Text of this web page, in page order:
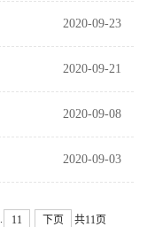
2020-09-23
2020-09-21
2020-09-08
2020-09-03
11 下页 共11页